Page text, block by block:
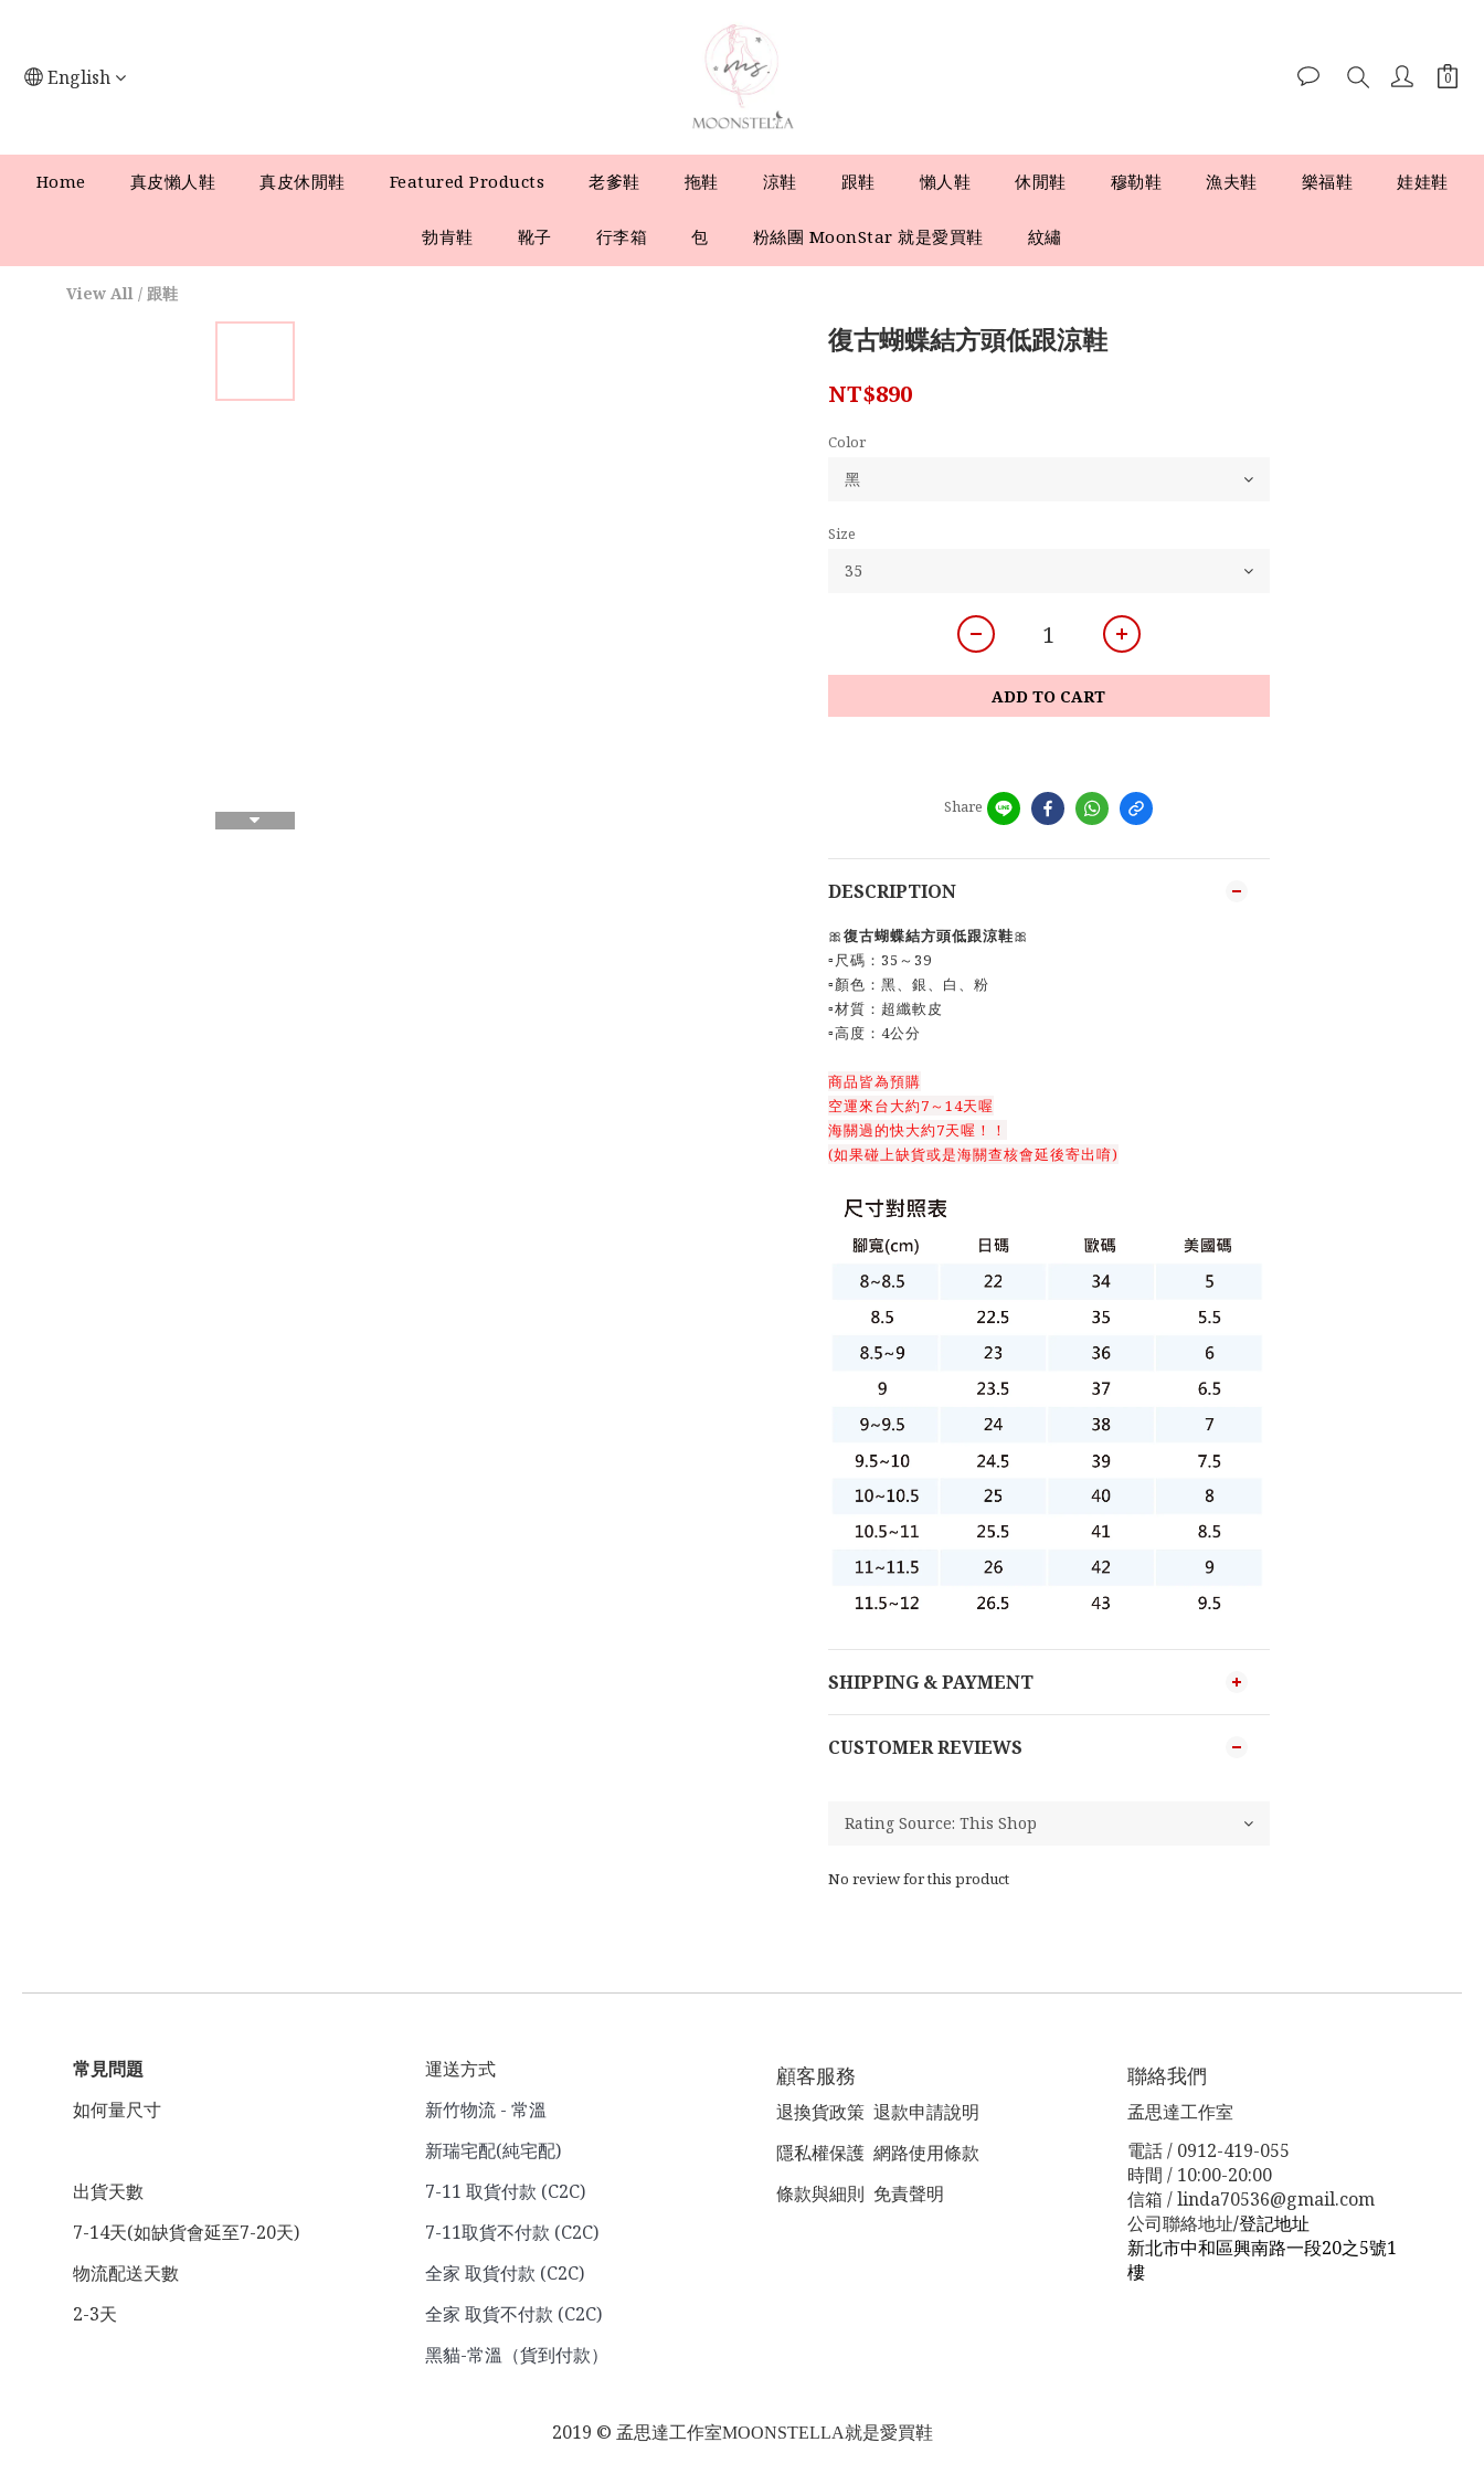
English
Home 真皮懶人鞋 真皮休閒鞋 Featured Products 老爹鞋 拖鞋 涼鞋 跟鞋 懶人鞋 休閒鞋 穆勒鞋 漁夫鞋 樂福鞋 娃娃鞋
勃肯鞋 靴子 行李箱 包 粉絲團 MoonStar 就是愛買鞋 紋繡
View All / 跟鞋
復古蝴蝶結方頭低跟涼鞋
NT$890
Color
Size
ADD TO CART
Share
DESCRIPTION
🎀復古蝴蝶結方頭低跟涼鞋🎀
▫️尺碼：35～39
▫️顏色：黑、銀、白、粉
▫️材質：超纖軟皮
▫️高度：4公分
商品皆為預購
空運來台大約7～14天喔
海關過的快大約7天喔！！
(如果碰上缺貨或是海關查核會延後寄出唷)
SHIPPING & PAYMENT
CUSTOMER REVIEWS
No review for this product
常見問題
如何量尺寸
出貨天數
7-14天(如缺貨會延至7-20天)
物流配送天數
2-3天
運送方式
新竹物流 - 常溫
新瑞宅配(純宅配)
7-11 取貨付款 (C2C)
7-11取貨不付款 (C2C)
全家 取貨付款 (C2C)
全家 取貨不付款 (C2C)
黑貓-常溫（貨到付款）
顧客服務
退換貨政策 退款申請說明
隱私權保護 網路使用條款
條款與細則 免責聲明
聯絡我們
孟思達工作室
電話 / 0912-419-055
時間 / 10:00-20:00
信箱 / linda70536@gmail.com
公司聯絡地址/登記地址
新北市中和區興南路一段20之5號1
樓
2019 © 孟思達工作室MOONSTELLA就是愛買鞋